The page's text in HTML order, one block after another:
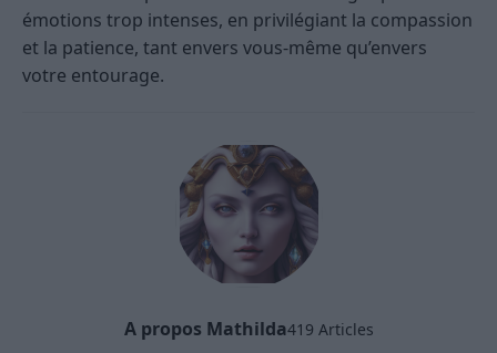
émotions trop intenses, en privilégiant la compassion
et la patience, tant envers vous-même qu’envers
votre entourage.
A propos Mathilda419 Articles